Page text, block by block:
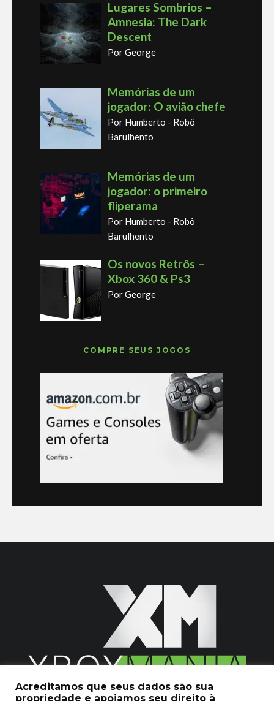
Lugares Sombrios –
Amnesia: The Dark
Descent
Por George
Memórias de um
jogador: O avião chefe
Por Humberto - Robô
Barulhento
Memórias de um
jogador: o primeiro
fliperama
Por Humberto - Robô
Barulhento
Os novos Retrôs –
Xbox 360 & Ps3
Por George
COMPRE SEUS JOGOS
2020 © Xboxmania. Todos os Direitos Reservados.
Acreditamos que seus dados são sua
propriedade e apoiamos seu direito à